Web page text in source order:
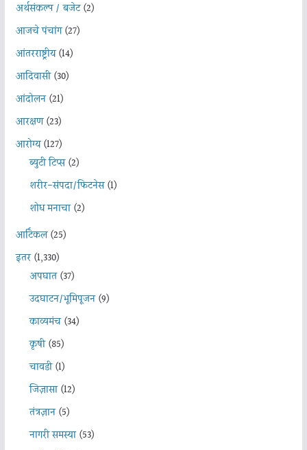
अर्थसंकल्प / बजेट(2)
आजचे पंचांग(27)
आंतरराष्ट्रीय(14)
आदिवासी(30)
आंदोलन(21)
आरक्षण(23)
आरोग्य(127)
ब्युटी टिप्स(2)
शरीर-संपदा/फिटनेस(1)
शोध मनाचा(2)
आर्टिकल(25)
इतर(1,330)
अपघात(37)
उदघाटन/भूमिपूजन(9)
काव्यमंच(34)
कृषी(85)
चावडी(1)
जिज्ञासा(12)
तंत्रज्ञान(5)
नागरी समस्या(53)